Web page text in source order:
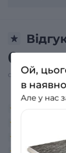
0
середній
Ой,
в
Але у нас